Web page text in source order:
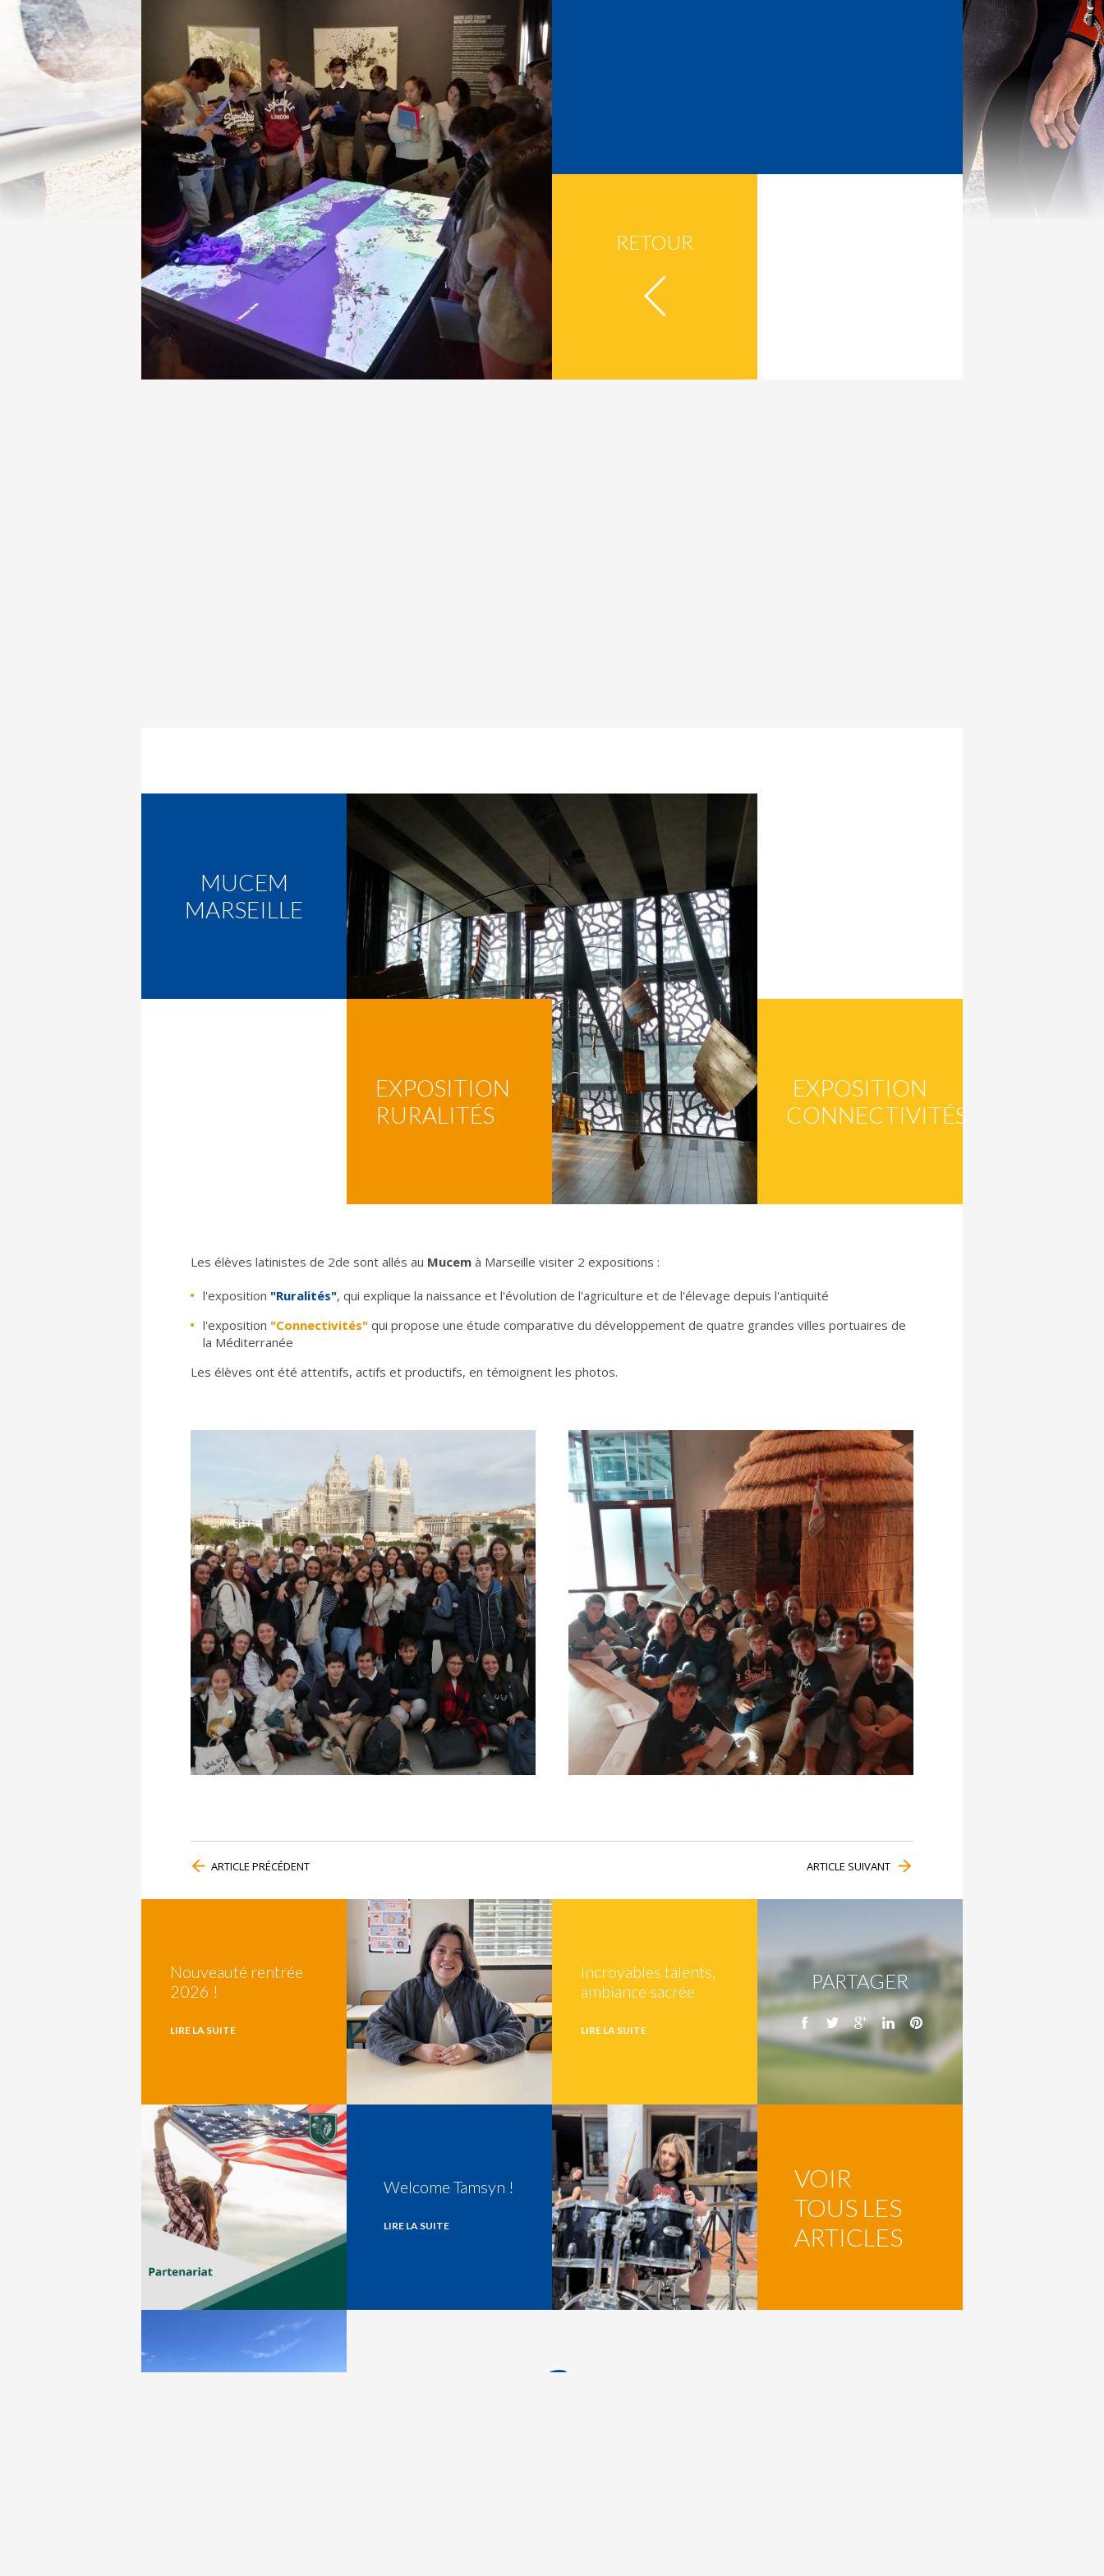
RETOUR
MUCEM
MARSEILLE
EXPOSITION
CONNECTIVITÉS
EXPOSITION
RURALITÉS
Les élèves latinistes de 2de sont allés au Mucem à Marseille visiter 2 expositions :
l'exposition "Ruralités", qui explique la naissance et l'évolution de l'agriculture et de l'élevage depuis l'antiquité
l'exposition "Connectivités" qui propose une étude comparative du développement de quatre grandes villes portuaires de
la Méditerranée
Les élèves ont été attentifs, actifs et productifs, en témoignent les photos.
ARTICLE PRÉCÉDENT ARTICLE SUIVANT
Nouveauté rentrée
2026 !
LIRE LA SUITE
Welcome Tamsyn !
LIRE LA SUITE
Incroyables talents,
ambiance sacrée
LIRE LA SUITE
PARTAGER
VOIR
TOUS LES
ARTICLES